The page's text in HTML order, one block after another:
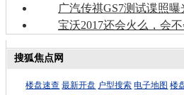
广汽传祺GS7测试谍照
宝沃2017还会火么，会
搜狐焦点网
楼盘速查 最新开盘 户型搜索 电子地图 楼